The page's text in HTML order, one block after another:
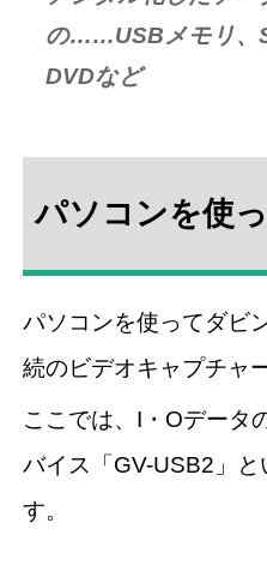
の……USBメモリ、
DVDなど
パソコンを使
パソコンを使ってダビ
続のビデオキャプチャ
ここでは、I・Oデータ
バイス「GV-USB2」と
す。